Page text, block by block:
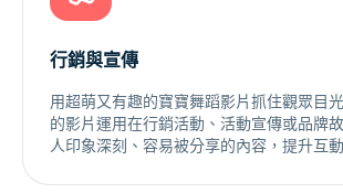
行銷與宣傳
用超萌又有趣的寶寶舞蹈影片抓住觀眾目
的影片運用在行銷活動、活動宣傳或品牌
人印象深刻、容易被分享的內容，提升互